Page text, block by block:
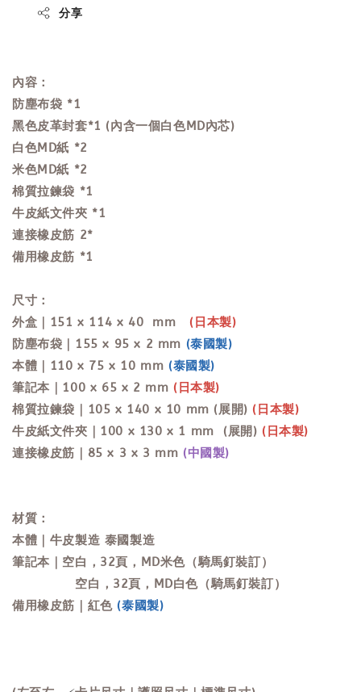
分享
內容：
防塵布袋 *1
黑色皮革封套*1 (內含一個白色MD內芯)
白色MD紙 *2
米色MD紙 *2
棉質拉鍊袋 *1
牛皮紙文件夾 *1
連接橡皮筋 2*
備用橡皮筋 *1
尺寸：
外盒｜151 x 114 x 40 mm (日本製)
防塵布袋｜155 x 95 x 2 mm (泰國製)
本體｜ 110 x 75 x 10 mm(泰國製)
筆記本
100 x 65 x 2 mm (日本製)
棉質拉鍊袋｜105 x 140 x 10 mm (展開) (日本製)
牛皮紙文件夾｜100 x 130 x 1 mm
(展開) (日本製)
連接橡皮筋｜85 x 3 x 3 mm (中國製)
材質：
本體｜牛皮製造 泰國製造
筆記本｜空白，32頁， MD米色 （騎馬釘裝訂）
空白，32頁， MD白色 （騎馬釘裝訂）
備用橡皮筋｜紅色 (泰國製)